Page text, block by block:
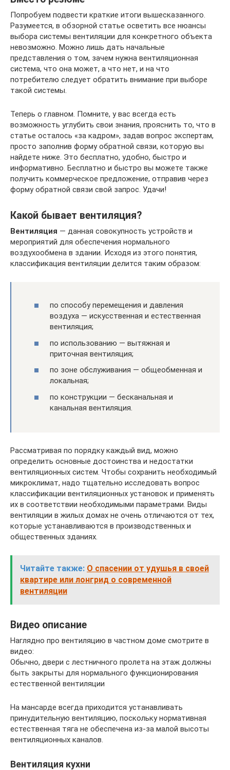
Попробуем подвести краткие итоги вышесказанного.
Разумеется, в обзорной статье осветить все нюансы
выбора системы вентиляции для конкретного объекта
невозможно. Можно лишь дать начальные
представления о том, зачем нужна вентиляционная
система, что она может, а что нет, и на что
потребителю следует обратить внимание при выборе
такой системы.
Теперь о главном. Помните, у вас всегда есть
возможность углубить свои знания, прояснить то, что в
статье осталось «за кадром», задав вопрос экспертам,
просто заполнив форму обратной связи, которую вы
найдете ниже. Это бесплатно, удобно, быстро и
информативно. Бесплатно и быстро вы можете также
получить коммерческое предложение, отправив через
форму обратной связи свой запрос. Удачи!
Какой бывает вентиляция?
Вентиляция — данная совокупность устройств и
мероприятий для обеспечения нормального
воздухообмена в здании. Исходя из этого понятия,
классификация вентиляции делится таким образом:
по способу перемещения и давления
воздуха — искусственная и естественная
вентиляция;
по использованию — вытяжная и
приточная вентиляция;
по зоне обслуживания — общеобменная и
локальная;
по конструкции — бесканальная и
канальная вентиляция.
Рассматривая по порядку каждый вид, можно
определить основные достоинства и недостатки
вентиляционных систем. Чтобы сохранить необходимый
микроклимат, надо тщательно исследовать вопрос
классификации вентиляционных установок и применять
их в соответствии необходимыми параметрами. Виды
вентиляции в жилых домах не очень отличаются от тех,
которые устанавливаются в производственных и
общественных зданиях.
Читайте также: О спасении от удушья в своей
квартире или лонгрид о современной
вентиляции
Видео описание
Наглядно про вентиляцию в частном доме смотрите в
видео:
Обычно, двери с лестничного пролета на этаж должны
быть закрыты для нормального функционирования
естественной вентиляции
На мансарде всегда приходится устанавливать
принудительную вентиляцию, поскольку нормативная
естественная тяга не обеспечена из-за малой высоты
вентиляционных каналов.
Вентиляция кухни